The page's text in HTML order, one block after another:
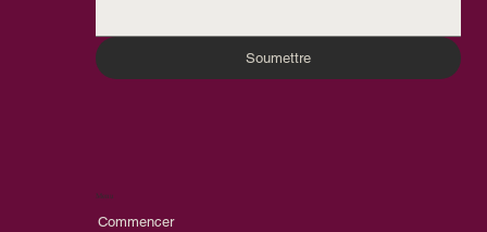
Soumettre
Menu
Commencer